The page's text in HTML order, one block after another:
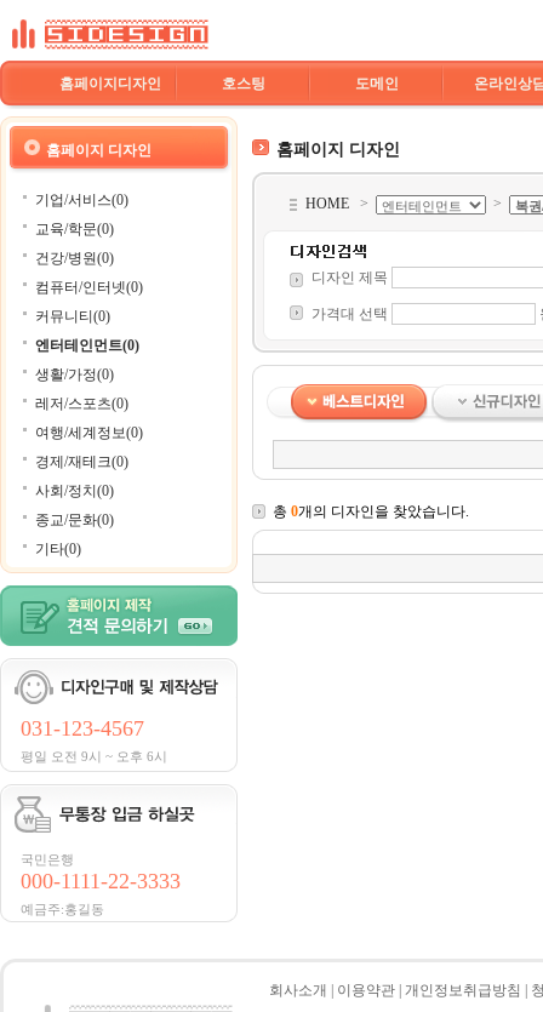
홈페이지디자인 호스팅 도메인 온라인상
홈페이지 디자인
기업/서비스(0)
교육/학문(0)
건강/병원(0)
컴퓨터/인터넷(0)
커뮤니티(0)
엔터테인먼트(0)
생활/가정(0)
레저/스포츠(0)
여행/세계정보(0)
경제/재테크(0)
사회/정치(0)
종교/문화(0)
기타(0)
031-123-4567
평일 오전 9시 ~ 오후 6시
국민은행
000-1111-22-3333
예금주:홍길동
홈페이지 디자인
HOME > >
디자인 제목
가격대 선택
총 0개의 디자인을 찾았습니다.
회사소개 이용약관 개인정보취급방침